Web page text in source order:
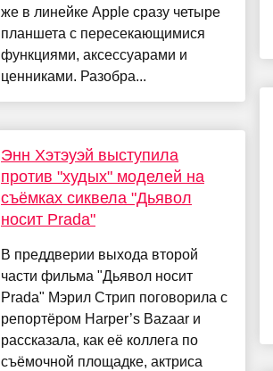
же в линейке Apple сразу четыре
планшета с пересекающимися
функциями, аксессуарами и
ценниками. Разобра...
Энн Хэтэуэй выступила
против "худых" моделей на
съёмках сиквела "Дьявол
носит Prada"
В преддверии выхода второй
части фильма "Дьявол носит
Prada" Мэрил Стрип поговорила с
репортёром Harper’s Bazaar и
рассказала, как её коллега по
съёмочной площадке, актриса